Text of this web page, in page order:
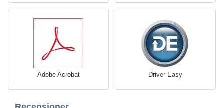
Adobe Acrobat Driver Easy